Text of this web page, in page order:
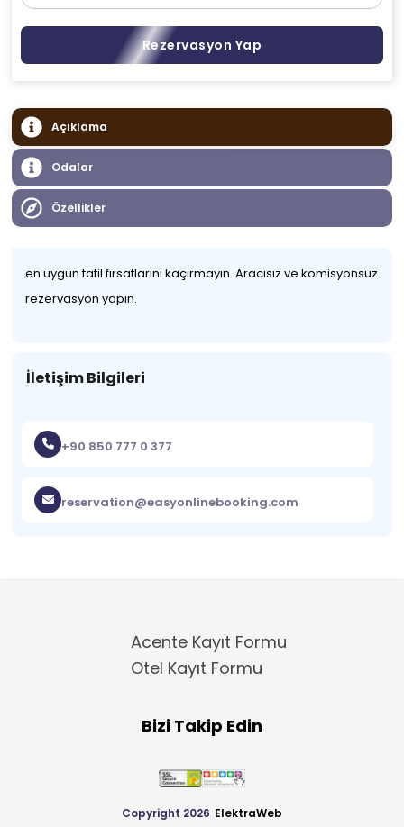
Rezervasyon Yap
Açıklama
Odalar
Özellikler
en uygun tatil fırsatlarını kaçırmayın. Aracısız ve komisyonsuz
rezervasyon yapın.
İletişim Bilgileri
+90 850 777 0 377
reservation@easyonlinebooking.com
Acente Kayıt Formu
Otel Kayıt Formu
Bizi Takip Edin
Copyright 2026 ElektraWeb